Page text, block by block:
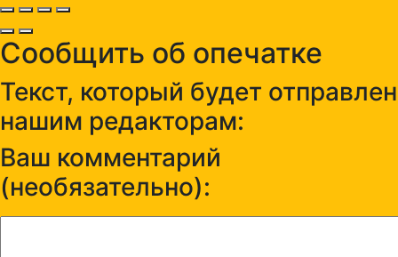
Сообщить об опечатке
Текст, который будет отправлен
нашим редакторам:
Ваш комментарий
(необязательно):